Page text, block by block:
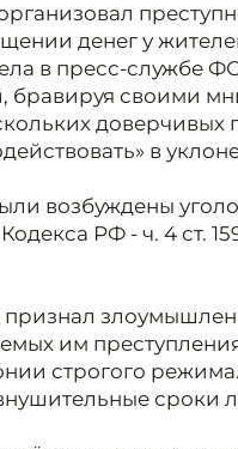
денег у
в пресс-службе
бравируя своими
доверчивых
в
возбуждены
РФ - ч. 4 ст.
им
строгого
сроки